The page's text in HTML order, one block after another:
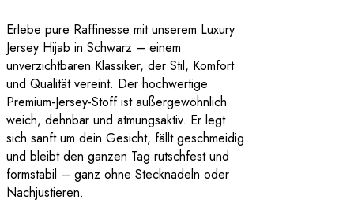
Erlebe pure Raffinesse mit unserem Luxury
Jersey Hijab in Schwarz – einem
unverzichtbaren Klassiker, der Stil, Komfort
und Qualität vereint. Der hochwertige
Premium-Jersey-Stoff ist außergewöhnlich
weich, dehnbar und atmungsaktiv. Er legt
sich sanft um dein Gesicht, fällt geschmeidig
und bleibt den ganzen Tag rutschfest und
formstabil – ganz ohne Stecknadeln oder
Nachjustieren.